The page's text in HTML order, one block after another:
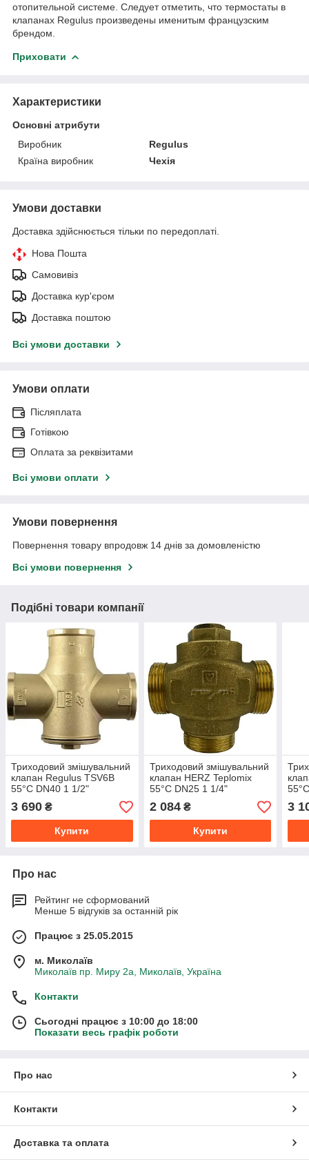
отопительной системе. Следует отметить, что термостаты в
клапанах Regulus произведены именитым французским
брендом.
Приховати
Характеристики
Основні атрибути
Виробник
Regulus
Країна виробник
Чехія
Умови доставки
Доставка здійснюється тільки по передоплаті.
Нова Пошта
Самовивіз
Доставка кур'єром
Доставка поштою
Всі умови доставки
Умови оплати
Післяплата
Готівкою
Оплата за реквізитами
Всі умови оплати
Умови повернення
Повернення товару впродовж 14 днів за домовленістю
Всі умови повернення
Подібні товари компанії
Триходовий змішувальний
клапан Regulus TSV6B
55°C DN40 1 1/2"
3 690 ₴
Купити
Триходовий змішувальний
клапан HERZ Teplomix
55°C DN25 1 1/4"
2 084₴
Купити
3
Про нас
Рейтинг не сформований
Менше 5 відгуків за останній рік
Працює з 25.05.2015
м. Миколаїв
Миколаїв пр. Миру 2а, Миколаїв, Україна
Контакти
Сьогодні працює з 10:00 до 18:00
Показати весь графік роботи
Про нас
Контакти
Доставка та оплата